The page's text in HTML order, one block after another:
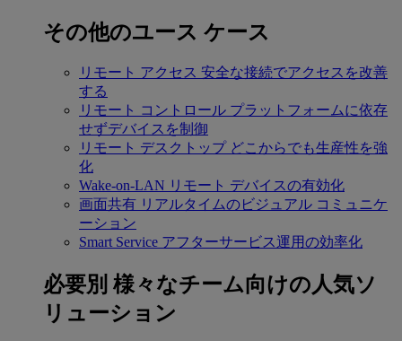
その他のユース ケース
リモート アクセス 安全な接続でアクセスを改善
する
リモート コントロール プラットフォームに依存
せずデバイスを制御
リモート デスクトップ どこからでも生産性を強
化
Wake-on-LAN リモート デバイスの有効化
画面共有 リアルタイムのビジュアル コミュニケ
ーション
Smart Service アフターサービス運用の効率化
必要別 様々なチーム向けの人気ソ
リューション